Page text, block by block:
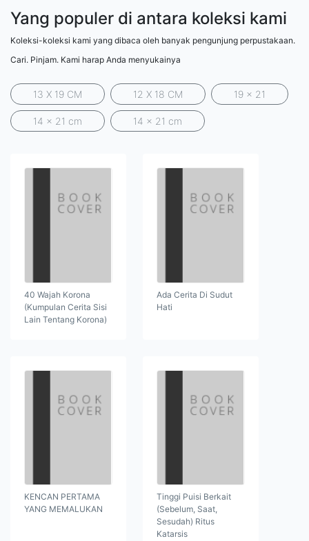
Yang populer di antara koleksi kami
Koleksi-koleksi kami yang dibaca oleh banyak pengunjung perpustakaan.
Cari. Pinjam. Kami harap Anda menyukainya
13 X 19 CM 12 X 18 CM 19 x 21
14 x 21 cm 14 x 21 cm
40 Wajah Korona
(Kumpulan Cerita Sisi
Lain Tentang Korona)
Ada Cerita Di Sudut
Hati
KENCAN PERTAMA
YANG MEMALUKAN
Tinggi Puisi Berkait
(Sebelum, Saat,
Sesudah) Ritus
Katarsis